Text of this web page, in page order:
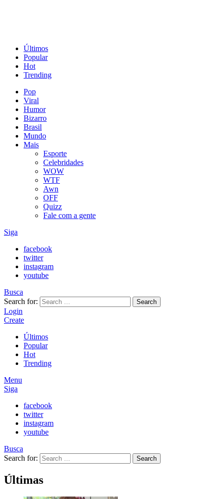
Últimos
Popular
Hot
Trending
Pop
Viral
Humor
Bizarro
Brasil
Mundo
Mais
Esporte
Celebridades
WOW
WTF
Awn
OFF
Quizz
Fale com a gente
Siga
facebook
twitter
instagram
youtube
Busca
Search for:
Search
Login
Create
Últimos
Popular
Hot
Trending
Menu
Siga
facebook
twitter
instagram
youtube
Busca
Search for:
Search
Últimas